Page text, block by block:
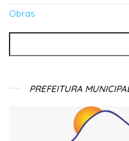
Obras
PREFEITURA